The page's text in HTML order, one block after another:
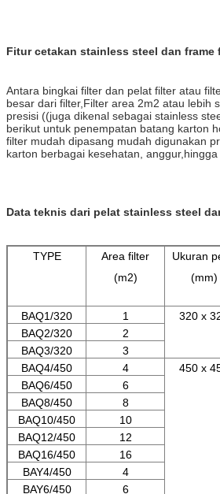
Fitur cetakan stainless steel dan frame
Antara bingkai filter dan pelat filter atau
besar dari filter,Filter area 2m2 atau lebih
presisi ((juga dikenal sebagai stainless
berikut untuk penempatan batang karton
filter mudah dipasang mudah digunakan
karton berbagai kesehatan, anggur,hingga
Data teknis dari pelat stainless steel
TYPE
Area filter
(m2)
Ukuran
(mm)
BAQ1/320 1 320 x
BAQ2/320
2
BAQ3/320
3
BAQ4/450
4
450 x
BAQ6/450
6
BAQ8/450
8
BAQ10/450
10
BAQ12/450
12
BAQ16/450
16
BAY4/450
4
BAY6/450
6